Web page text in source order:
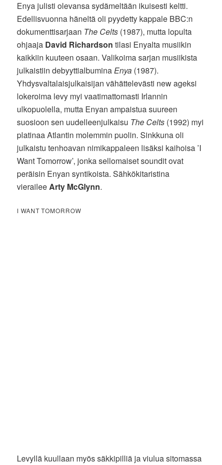
Enya julisti olevansa sydämeltään ikuisesti keltti.
Edellisvuonna häneltä oli pyydetty kappale BBC:n
dokumenttisarjaan The Celts (1987), mutta lopulta
ohjaaja David Richardson tilasi Enyalta musiikin
kaikkiin kuuteen osaan. Valikoima sarjan musiikista
julkaistiin debyyttialbuminaEnya (1987).
Yhdysvaltalaisjulkaisijan vähättelevästi new ageksi
lokeroima levy myi vaatimattomasti Irlannin
ulkopuolella, mutta Enyan ampaistua suureen
suosioon sen uudelleenjulkaisu The Celts (1992) myi
platinaa Atlantin molemmin puolin. Sinkkuna oli
julkaistu tenhoavan nimikappaleen lisäksi kaihoisa ’I
Want Tomorrow’, jonka sellomaiset soundit ovat
peräisin Enyan syntikoista. Sähkökitaristina
vieraileeArty McGlynn.
I WANT TOMORROW
Levyllä kuullaan myös säkkipilliä ja viulua sitomassa